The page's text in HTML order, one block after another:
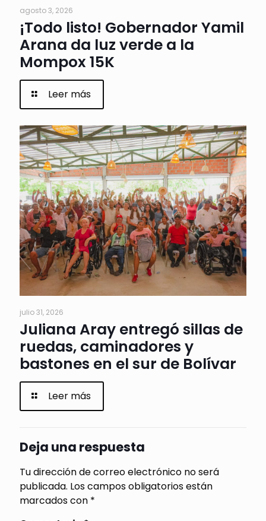
agosto 3, 2026
¡Todo listo! Gobernador Yamil
Arana da luz verde a la
Mompox 15K
Leer más
julio 31, 2026
Juliana Aray entregó sillas de
ruedas, caminadores y
bastones en el sur de Bolívar
Leer más
Deja una respuesta
Tu dirección de correo electrónico no será
publicada. Los campos obligatorios están
marcados con *